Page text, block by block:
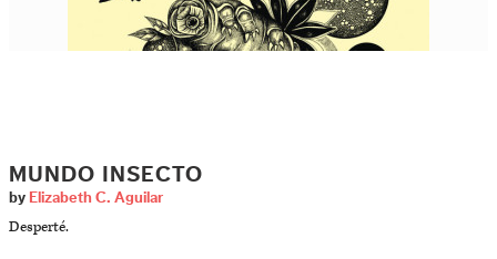
MUNDO INSECTO
by Elizabeth C. Aguilar
Desperté.